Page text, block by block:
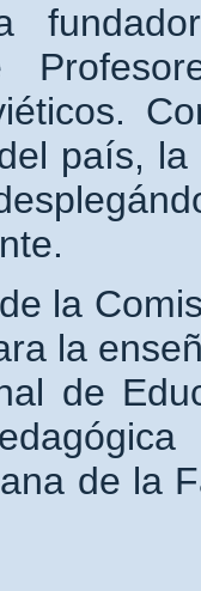
país,
la
la
de
de la